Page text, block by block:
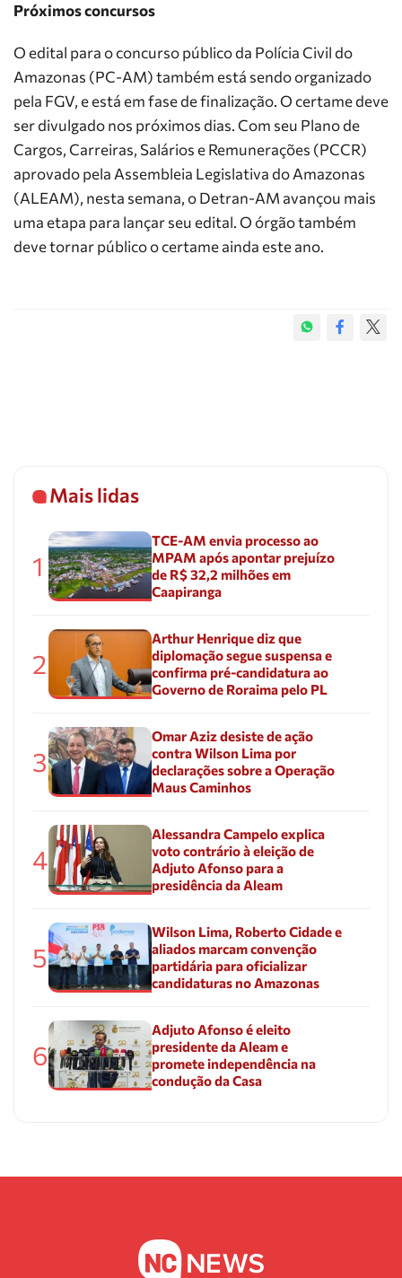
Próximos concursos
O edital para o concurso público da Polícia Civil do
Amazonas (PC-AM) também está sendo organizado
pela FGV, e está em fase de finalização. O certame deve
ser divulgado nos próximos dias. Com seu Plano de
Cargos, Carreiras, Salários e Remunerações (PCCR)
aprovado pela Assembleia Legislativa do Amazonas
(ALEAM), nesta semana, o Detran-AM avançou mais
uma etapa para lançar seu edital. O órgão também
deve tornar público o certame ainda este ano.
Mais lidas
1
TCE-AM envia processo ao
MPAM após apontar prejuízo
de R$ 32,2 milhões em
Caapiranga
2
Arthur Henrique diz que
diplomação segue suspensa e
confirma pré-candidatura ao
Governo de Roraima pelo PL
3
Omar Aziz desiste de ação
contra Wilson Lima por
declarações sobre a Operação
Maus Caminhos
4
Alessandra Campelo explica
voto contrário à eleição de
Adjuto Afonso para a
presidência da Aleam
5
Wilson Lima, Roberto Cidade e
aliados marcam convenção
partidária para oficializar
candidaturas no Amazonas
6
Adjuto Afonso é eleito
presidente da Aleam e
promete independência na
condução da Casa